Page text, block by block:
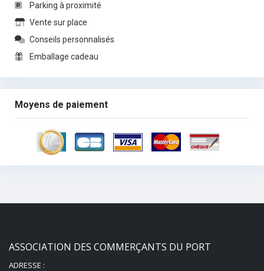
Parking à proximité
Vente sur place
Conseils personnalisés
Emballage cadeau
Moyens de paiement
ASSOCIATION DES COMMERÇANTS DU PORT
ADRESSE :